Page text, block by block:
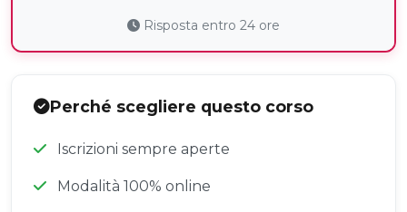
Risposta entro 24 ore
Perché scegliere questo corso
Iscrizioni sempre aperte
Modalità 100% online